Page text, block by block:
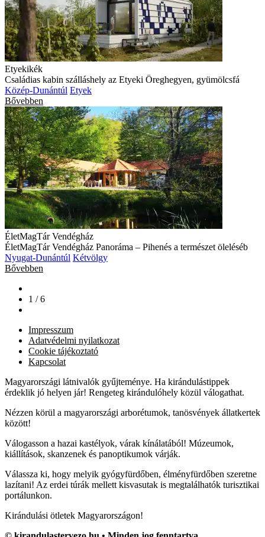
Etyekikék
Családias kabin szálláshely az Etyeki Öreghegyen, gyümölcsfá
Közép-Dunántúl Etyek
Bővebben
ÉletMagTár Vendégház
ÉletMagTár Vendégház Panoráma – Pihenés a természet öleléséb
Nyugat-Dunántúl Kétvölgy
Bővebben
1 / 6
Impresszum
Adatvédelmi nyilatkozat
Cookie tájékoztató
Kapcsolat
Magyarországi látnivalók gyűjteménye. Ha kirándulástippek
érdeklik jó helyen jár! Rengeteg kirándulóhely közül válogathat.
Nézzen körül a magyarországi arborétumok, tanösvények állatkertek
között!
Válogasson a hazai kastélyok, várak kínálatából! Múzeumok,
kiállítások, skanzenek és panoptikumok várják.
Válassza ki, hogy melyik gyógyfürdőben, élményfürdőben szeretne
lazítani! Az erdei túrák mellett kisvasutak is megtalálhatók turisztikai
portálunkon.
Kirándulási ötletek Magyarországon!